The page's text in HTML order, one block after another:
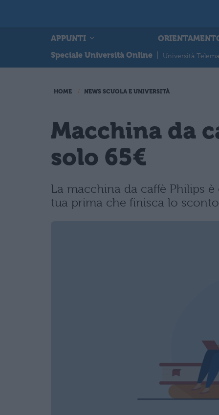
APPUNTI
Speciale Università Online
Università
HOME NEWS SCUOLA E UNIVERSITÀ
Macchina da
solo 65€
La macchina da caffè Philips
tua prima che finisca lo